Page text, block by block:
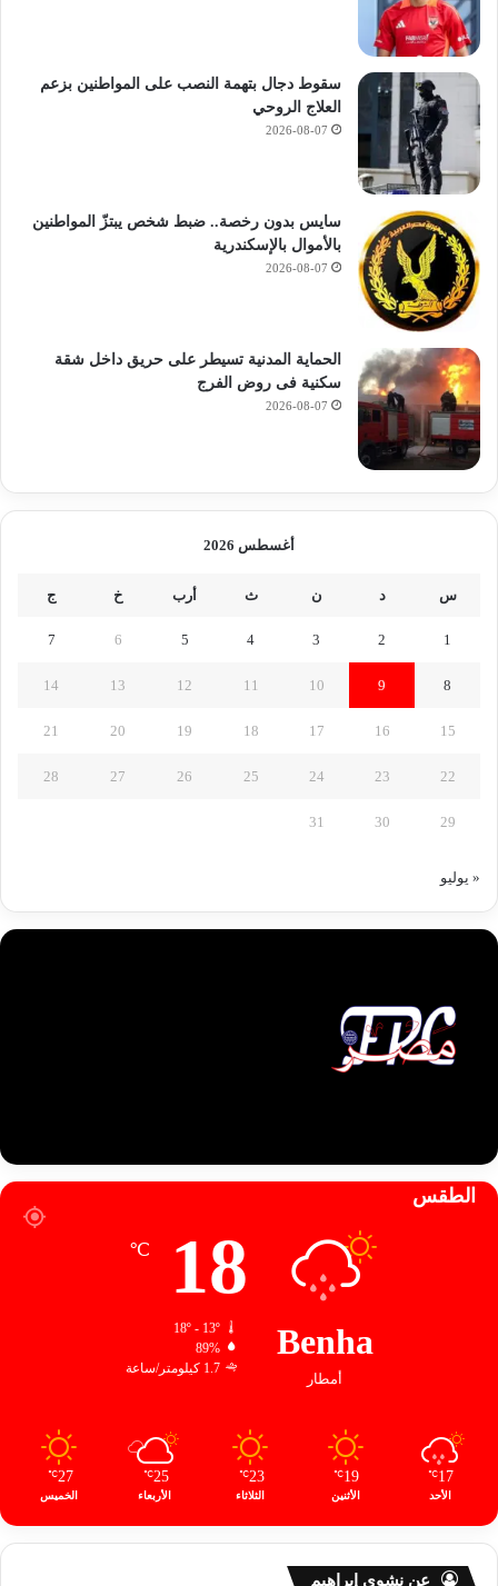
ر
د
سقوط دجال بتهمة النصب على المواطنين بزعم
العلاج الروحي
2026-08-07
سايس بدون رخصة.. ضبط شخص يبتزّ المواطنين
بالأموال بالإسكندرية
2026-08-07
الحماية المدنية تسيطر على حريق داخل شقة
سكنية فى روض الفرج
2026-08-07
أغسطس 2026
س د ن ث أرب خ ج
1
2
3
4
5
6
7
8
9
10
11
12
13
14
15
16
17
18
19
20
21
22
23
24
25
26
27
28
29
30
31
« يوليو
الطقس
Benha
أمطار
18
℃
18º - 13º
89%
1.7 كيلومتر/ساعة
17
℃
الأحد
19
℃
الأثنين
23
℃
الثلاثاء
25
℃
الأربعاء
27
℃
الخميس
عن نشوى إبراهيم